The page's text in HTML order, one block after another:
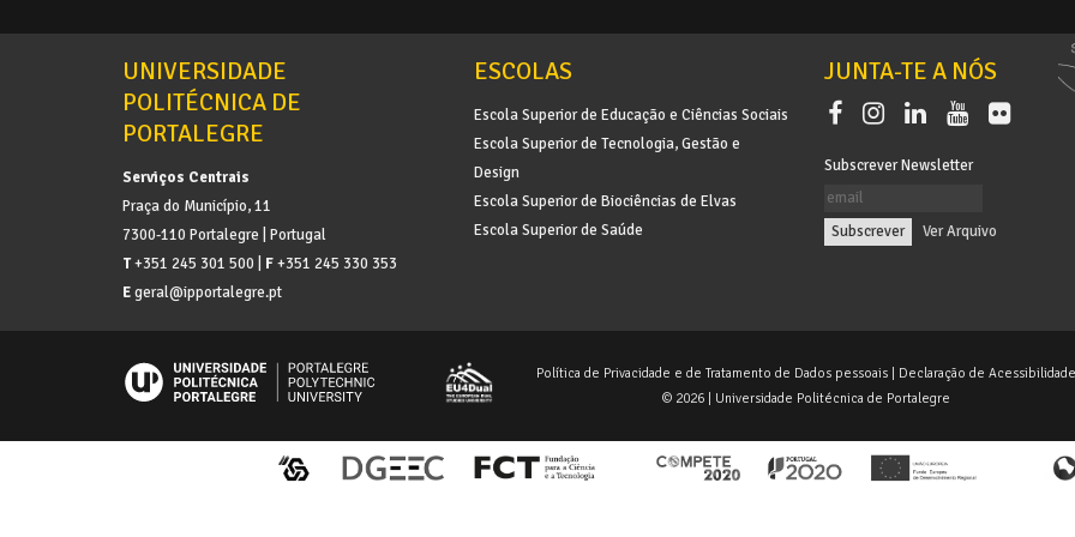
UNIVERSIDADE
POLITÉCNICA DE
PORTALEGRE
Serviços Centrais
Praça do Município, 11
7300-110 Portalegre | Portugal
T+351 245 301 500 | F+351 245 330 353
Egeral@ipportalegre.pt
ESCOLAS
Escola Superior de Educação e Ciências Sociais
Escola Superior de Tecnologia, Gestão e
Design
Escola Superior de Biociências de Elvas
Escola Superior de Saúde
JUNTA-TE A NÓS
Subscrever Newsletter
Ver Arquivo
Política de Privacidade e de Tratamento de Dados pessoais
Declaração de Acessibilidade
© 2026 | Universidade Politécnica de Portalegre